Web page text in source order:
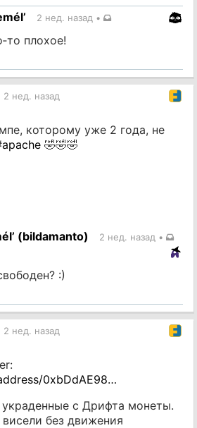
2 нед. назад •
плохое!
2 нед. назад
которому уже 2 года, не
apache 🤣🤣🤣
(bildamanto) 2 нед. назад •
:)
2 нед. назад
0xbDdAE98…
украденные с Дрифта монеты.
без движения